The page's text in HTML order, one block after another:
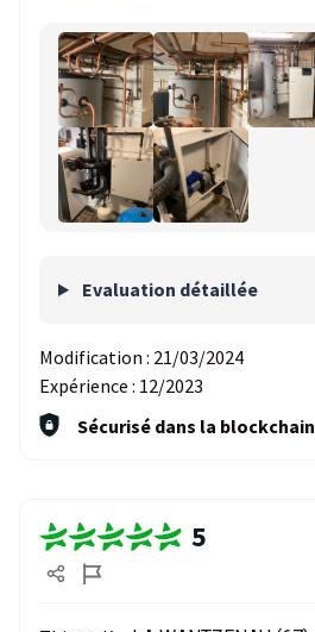
Evaluation détaillée
Modification : 21/03/2024
Expérience : 12/2023
Sécurisé dans la blockchain
5